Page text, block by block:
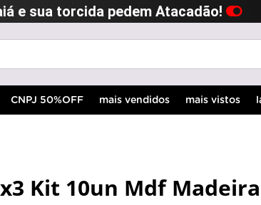
e sua torcida pedem Atacadão!
CNPJ 50%OFF mais vendidos mais vistos
Kit 10un Mdf